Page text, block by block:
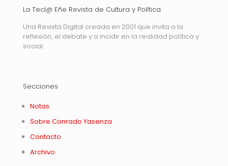
La Tecl@ Eñe Revista de Cultura y Política
Una Revista Digital creada en 2001 que invita a la
reflexión, el debate y a incidir en la realidad política y
social.
Secciones
Notas
Sobre Conrado Yasenza
Contacto
Archivo